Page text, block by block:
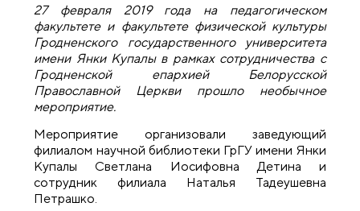
27 февраля 2019 года на педагогическом
факультете и факультете физической культуры
Гродненского государственного университета
имени Янки Купалы в рамках сотрудничества с
Гродненской епархией Белорусской
Православной Церкви прошло необычное
мероприятие.
Мероприятие организовали заведующий
филиалом научной библиотеки ГрГУ имени Янки
Купалы Светлана Иосифовна Детина и
сотрудник филиала Наталья Тадеушевна
Петрашко.